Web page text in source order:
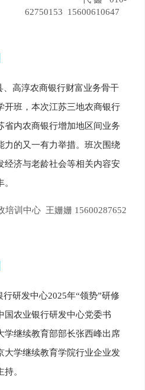
62750153 15600610647
高淳农商银行财富业务骨干
开班，本次江苏三地农商银行
省内农商银行增加地区间业务
力的又一有力举措。班次围绕
经济与老龄社会等相关内容安
训中心 王姗姗 15600287652
研发中心2025年“领势”研修
国农业银行研发中心党委书
学继续教育部部长张西峰出席
大学继续教育学院行业企业发
。